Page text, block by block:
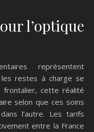
l’optique
représentent
restes à charge se
frontalier, cette réalité
selon que ces soins
l’autre. Les tarifs
entre la France